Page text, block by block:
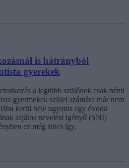
is hátrányból
gyerekek
a legtöbb szülőnek csak némi
gyermekek szülei számára már nem
kerül bele ugyanis egy óvoda
sajátos nevelési igényű (SNI)
ez még sincs így.